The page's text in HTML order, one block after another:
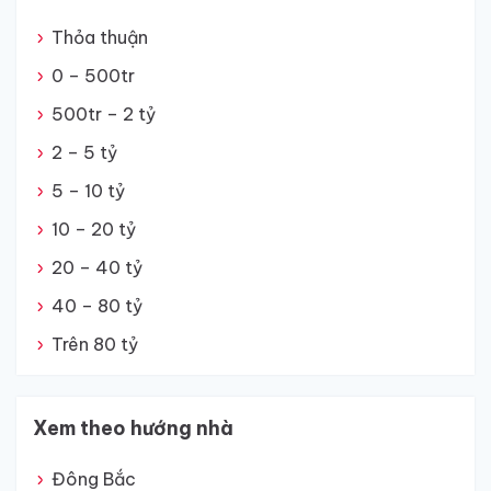
Thỏa thuận
0 – 500tr
500tr – 2 tỷ
2 – 5 tỷ
5 – 10 tỷ
10 – 20 tỷ
20 – 40 tỷ
40 – 80 tỷ
Trên 80 tỷ
Xem theo hướng nhà
Đông Bắc